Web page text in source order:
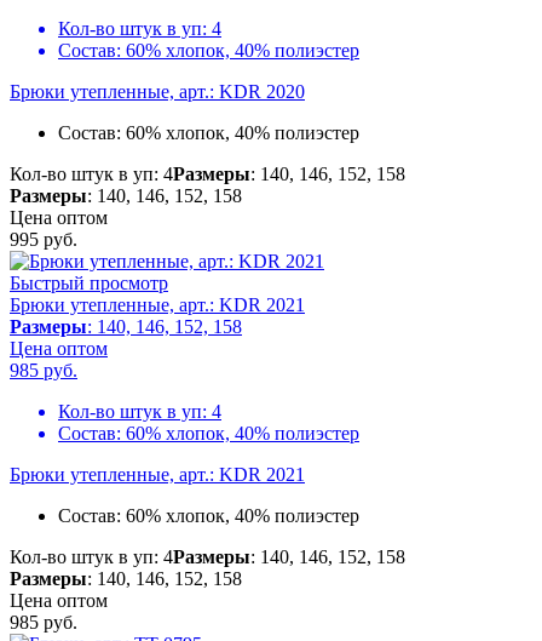
Кол-во штук в уп: 4
Состав: 60% хлопок, 40% полиэстер
Брюки утепленные, арт.: KDR 2020
Состав: 60% хлопок, 40% полиэстер
Кол-во штук в уп: 4Размеры: 140, 146, 152, 158
Размеры: 140, 146, 152, 158
Цена оптом
995 руб.
Быстрый просмотр
Брюки утепленные, арт.: KDR 2021
Размеры: 140, 146, 152, 158
Цена оптом
985 руб.
Кол-во штук в уп: 4
Состав: 60% хлопок, 40% полиэстер
Брюки утепленные, арт.: KDR 2021
Состав: 60% хлопок, 40% полиэстер
Кол-во штук в уп: 4Размеры: 140, 146, 152, 158
Размеры: 140, 146, 152, 158
Цена оптом
985 руб.